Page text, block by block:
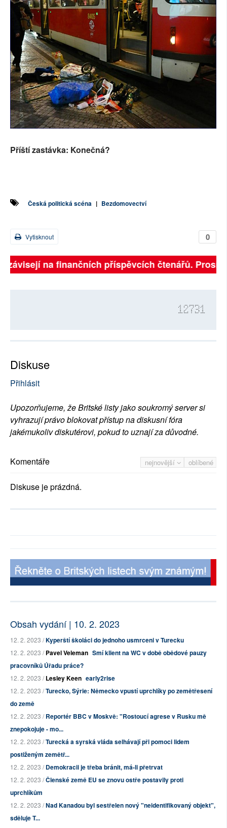
Příští zastávka: Konečná?
Česká politická scéna | Bezdomovectví
0
Vytisknout
na finančních příspěvcích čtenářů.
12731
Diskuse
Přihlásit
Upozorňujeme, že Britské listy jako soukromý server si
vyhrazují právo blokovat přístup na diskusní fóra
jakémukoliv diskutérovi, pokud to uznají za důvodné.
nejnovější oblíbené
Komentáře
Diskuse je prázdná.
Obsah vydání | 10. 2. 2023
12. 2. 2023 /Kyperští školáci do jednoho usmrceni v Turecku
12. 2. 2023 /Pavel Veleman Smí klient na WC v době obědové pauzy
pracovníků Úřadu práce?
12. 2. 2023 /Lesley Keen early2rise
12. 2. 2023 /Turecko, Sýrie: Německo vpustí uprchlíky po zemětřesení
do země
12. 2. 2023 /Reportér BBC v Moskvě: "Rostoucí agrese v Rusku mě
znepokojuje - mo...
12. 2. 2023 /Turecká a syrská vláda selhávají při pomoci lidem
postiženým zemětř...
12. 2. 2023 /Demokracii je třeba bránit, má-li přetrvat
12. 2. 2023 /Členské země EU se znovu ostře postavily proti
uprchlíkům
12. 2. 2023 /Nad Kanadou byl sestřelen nový "neidentifikovaný objekt",
sděluje T...